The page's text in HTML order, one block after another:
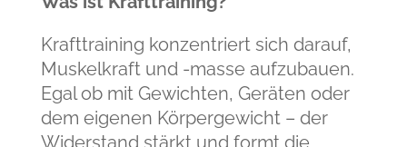
Krafttraining konzentriert sich darauf,
Muskelkraft und -masse aufzubauen.
Egal ob mit Gewichten, Geräten oder
dem eigenen Körpergewicht – der
Widerstand stärkt und formt die